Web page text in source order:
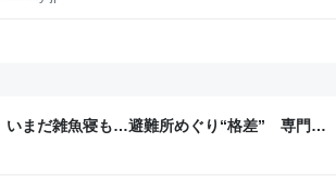
いまだ雑魚寝も…避難所めぐり“格差” 専門家
熊本地震｜FNNプライムオンライン